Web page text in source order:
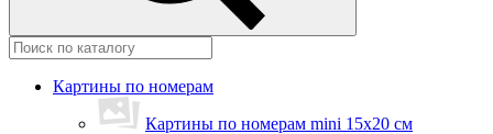
Картины по номерам
Картины по номерам mini 15х20 см